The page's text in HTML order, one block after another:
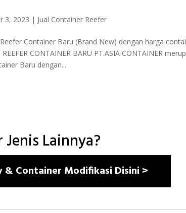
3, 2023 | Jual Container Reefer
Container Baru (Brand New) dengan harga
CONTAINER BARU PT.ASIA CONTAINER
Baru dengan...
Lainnya?
& Container Modifikasi Disini >